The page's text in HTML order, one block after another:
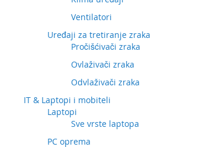
Ventilatori
Uređaji za tretiranje zraka
Pročišćivači zraka
Ovlaživači zraka
Odvlaživači zraka
IT & Laptopi i mobiteli
Laptopi
Sve vrste laptopa
PC oprema